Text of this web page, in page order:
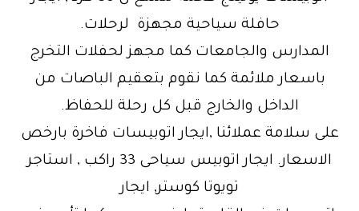
حافلة سياحية مجهزة لرحلات.
المدارس والجامعات كما مجهز لحفلات التخرج
باسعار ملائمة كما نقوم بتعقيم الباصات من
الداخل والخارج قبل كل رحلة للحفاظ.
على سلامة عملائنا ,ايجار اتوبيسات فاخرة بارخص
الاسعار. ايجار اتوبيس سياحى 33 راكب , استاجر
تويوتا كوستر, ايجار